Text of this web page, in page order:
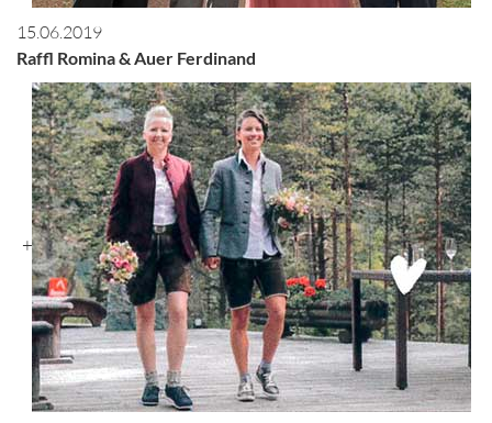
15.06.2019
Raffl Romina & Auer Ferdinand
+